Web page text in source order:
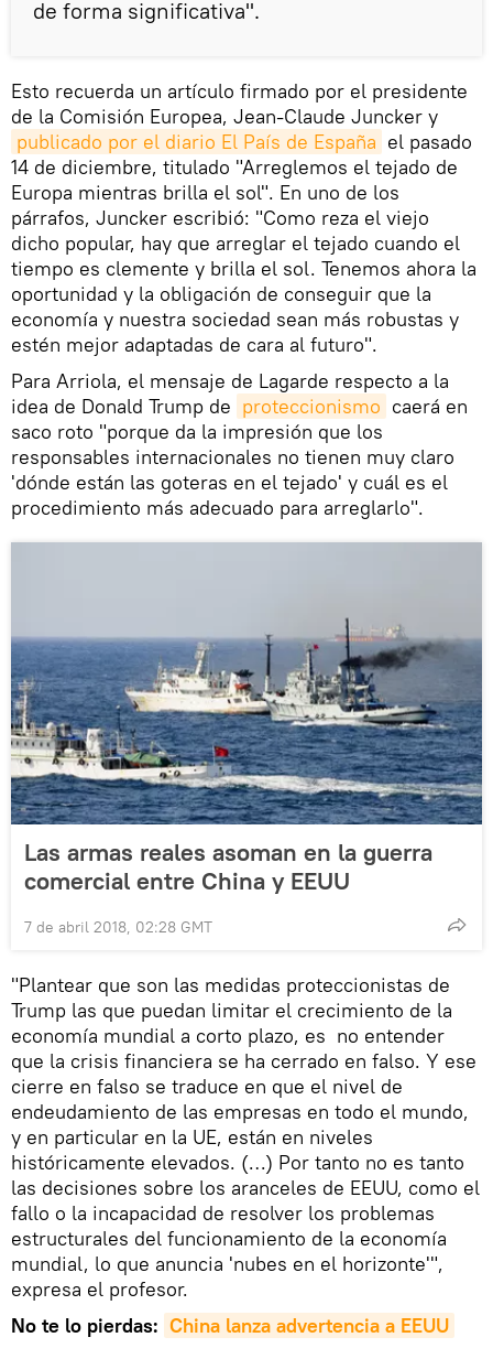
de forma significativa".
Esto recuerda un artículo firmado por el presidente
de la Comisión Europea, Jean-Claude Juncker y
publicado por el diario El País de España el pasado
14 de diciembre, titulado "Arreglemos el tejado de
Europa mientras brilla el sol". En uno de los
párrafos, Juncker escribió: "Como reza el viejo
dicho popular, hay que arreglar el tejado cuando el
tiempo es clemente y brilla el sol. Tenemos ahora la
oportunidad y la obligación de conseguir que la
economía y nuestra sociedad sean más robustas y
estén mejor adaptadas de cara al futuro".
Para Arriola, el mensaje de Lagarde respecto a la
idea de Donald Trump de proteccionismo caerá en
saco roto "porque da la impresión que los
responsables internacionales no tienen muy claro
'dónde están las goteras en el tejado' y cuál es el
procedimiento más adecuado para arreglarlo".
Las armas reales asoman en la guerra
comercial entre China y EEUU
7 de abril 2018, 02:28 GMT
"Plantear que son las medidas proteccionistas de
Trump las que puedan limitar el crecimiento de la
economía mundial a corto plazo, es no entender
que la crisis financiera se ha cerrado en falso. Y ese
cierre en falso se traduce en que el nivel de
endeudamiento de las empresas en todo el mundo,
y en particular en la UE, están en niveles
históricamente elevados. (…) Por tanto no es tanto
las decisiones sobre los aranceles de EEUU, como el
fallo o la incapacidad de resolver los problemas
estructurales del funcionamiento de la economía
mundial, lo que anuncia 'nubes en el horizonte'",
expresa el profesor.
No te lo pierdas: China lanza advertencia a EEUU